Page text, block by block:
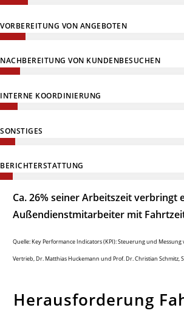
VORBEREITUNG VON ANGEBOTEN
NACHBEREITUNG VON KUNDENBESUCHEN
INTERNE KOORDINIERUNG
SONSTIGES
BERICHTERSTATTUNG
Ca. 26% seiner Arbeitszeit verbringt
Außendienstmitarbeiter mit
Quelle: Key Performance Indicators (KPI): Steuerung und Messung
Vertrieb, Dr. Matthias Huckemann und Prof. Dr. Christian Schmitz,
Herausforderung